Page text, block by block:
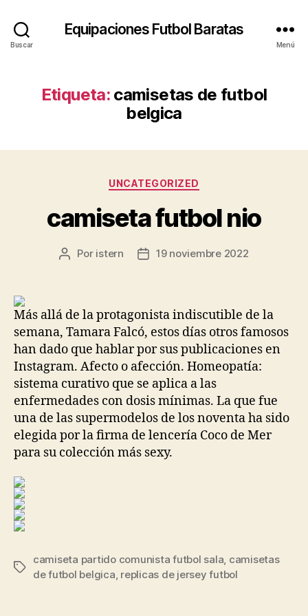
Buscar
Equipaciones Futbol Baratas
Menú
Etiqueta: camisetas de futbol
belgica
Categorías
UNCATEGORIZED
camiseta futbol nio
Autor
Por istern
Fecha19 noviembre 2022
Más allá de la protagonista indiscutible de la
semana, Tamara Falcó, estos días otros famosos
han dado que hablar por sus publicaciones en
Instagram. Afecto o afección. Homeopatía:
sistema curativo que se aplica a las
enfermedades con dosis mínimas. La que fue
una de las supermodelos de los noventa ha sido
elegida por la firma de lencería Coco de Mer
para su colección más sexy.
Etiquetas
camiseta partido comunista futbol sala, camisetas
de futbol belgica, replicas de jersey futbol